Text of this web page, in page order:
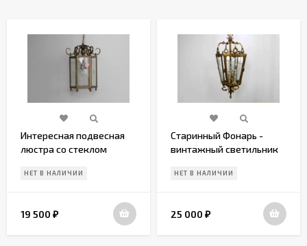
Интересная подвесная
люстра со стеклом
НЕТ В НАЛИЧИИ
19 500 ₽
Старинный Фонарь -
винтажный светильник
НЕТ В НАЛИЧИИ
25 000 ₽